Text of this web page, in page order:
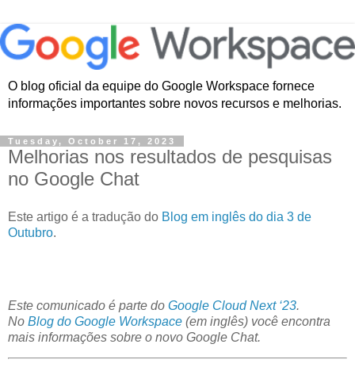
O blog oficial da equipe do Google Workspace fornece
informações importantes sobre novos recursos e melhorias.
Tuesday, October 17, 2023
Melhorias nos resultados de pesquisas
no Google Chat
Este artigo é a tradução do Blog em inglês do dia 3 de
Outubro.
Este comunicado é parte do Google Cloud Next ‘23.
No Blog do Google Workspace (em inglês) você encontra
mais informações sobre o novo Google Chat.